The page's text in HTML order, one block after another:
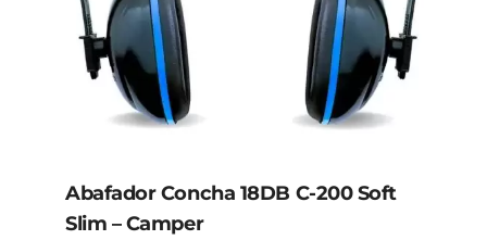
Abafador Concha 18DB C-200 Soft
Slim – Camper